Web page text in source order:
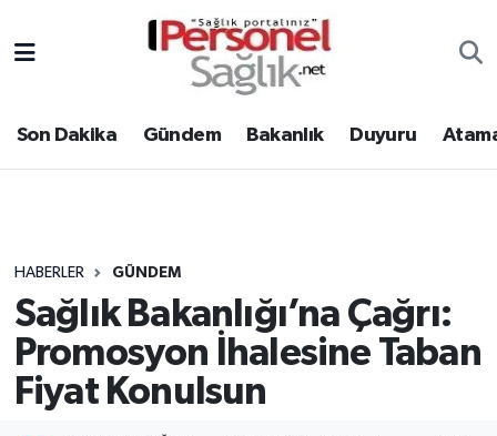
Son Dakika Gündem Bakanlık Duyuru
HABERLER GÜNDEM
Sağlık Bakanlığı’na Çağrı:
Promosyon İhalesine Taban
Fiyat Konulsun
Gündem
Atamalar
Mevzuat
Nöbetçi Eczaneler
Hava Durumu
Tüm Manşetler
Son Dakika Haberleri